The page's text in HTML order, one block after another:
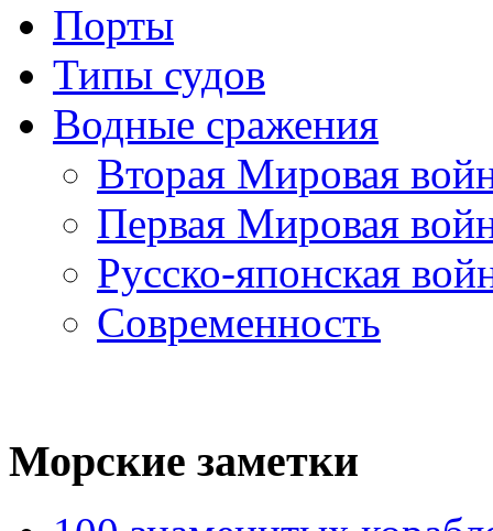
Порты
Типы судов
Водные сражения
Вторая Мировая
Первая Мировая
Русско-японская
Современность
Морские заметки